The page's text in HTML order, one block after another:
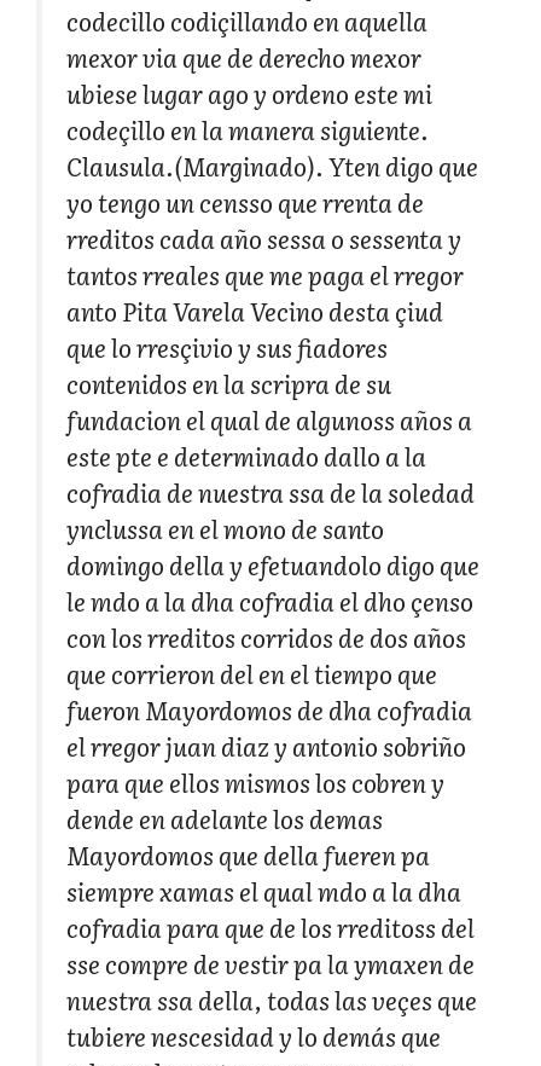
codecillo codiçillando en aquella
mexor via que de derecho mexor
ubiese lugar ago y ordeno este mi
codeçillo en la manera siguiente.
Clausula.(Marginado). Yten digo que
yo tengo un censso que rrenta de
rreditos cada año sessa o sessenta y
tantos rreales que me paga el rregor
anto Pita Varela Vecino desta çiud
que lo rresçivio y sus fiadores
contenidos en la scripra de su
fundacion el qual de algunoss años a
este pte e determinado dallo a la
cofradia de nuestra ssa de la soledad
ynclussa en el mono de santo
domingo della y efetuandolo digo que
le mdo a la dha cofradia el dho çenso
con los rreditos corridos de dos años
que corrieron del en el tiempo que
fueron Mayordomos de dha cofradia
el rregor juan diaz y antonio sobriño
para que ellos mismos los cobren y
dende en adelante los demas
Mayordomos que della fueren pa
siempre xamas el qual mdo a la dha
cofradia para que de los rreditoss del
sse compre de vestir pa la ymaxen de
nuestra ssa della, todas las veçes que
tubiere nescesidad y lo demás que